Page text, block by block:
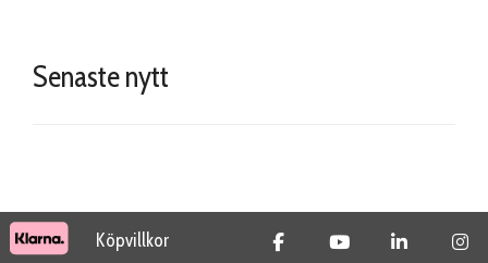
Senaste nytt
Köpvillkor